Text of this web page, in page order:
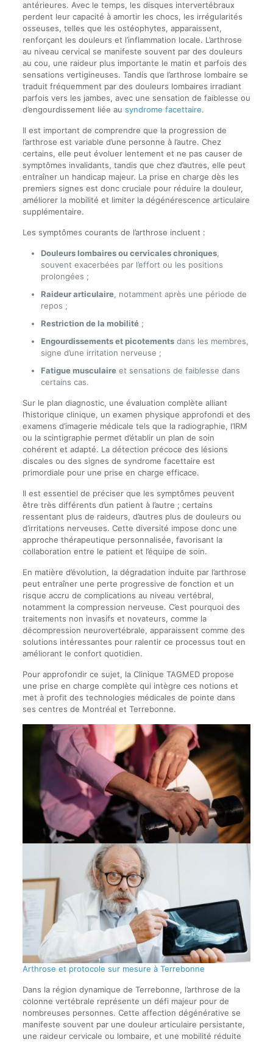
antérieures. Avec le temps, les disques intervertébraux
perdent leur capacité à amortir les chocs, les irrégularités
osseuses, telles que les ostéophytes, apparaissent,
renforçant les douleurs et l’inflammation locale. L’arthrose
au niveau cervical se manifeste souvent par des douleurs
au cou, une raideur plus importante le matin et parfois des
sensations vertigineuses. Tandis que l’arthrose lombaire se
traduit fréquemment par des douleurs lombaires irradiant
parfois vers les jambes, avec une sensation de faiblesse ou
d’engourdissement liée au syndrome facettaire.
Il est important de comprendre que la progression de
l’arthrose est variable d’une personne à l’autre. Chez
certains, elle peut évoluer lentement et ne pas causer de
symptômes invalidants, tandis que chez d’autres, elle peut
entraîner un handicap majeur. La prise en charge dès les
premiers signes est donc cruciale pour réduire la douleur,
améliorer la mobilité et limiter la dégénérescence articulaire
supplémentaire.
Les symptômes courants de l’arthrose incluent :
Douleurs lombaires ou cervicales chroniques,
souvent exacerbées par l’effort ou les positions
prolongées ;
Raideur articulaire, notamment après une période de
repos ;
Restriction de la mobilité;
Engourdissements et picotementsdans les membres,
signe d’une irritation nerveuse ;
Fatigue musculaireet sensations de faiblesse dans
certains cas.
Sur le plan diagnostic, une évaluation complète alliant
l’historique clinique, un examen physique approfondi et des
examens d’imagerie médicale tels que la radiographie, l’IRM
ou la scintigraphie permet d’établir un plan de soin
cohérent et adapté. La détection précoce des lésions
discales ou des signes de syndrome facettaire est
primordiale pour une prise en charge efficace.
Il est essentiel de préciser que les symptômes peuvent
être très différents d’un patient à l’autre ; certains
ressentant plus de raideurs, d’autres plus de douleurs ou
d’irritations nerveuses. Cette diversité impose donc une
approche thérapeutique personnalisée, favorisant la
collaboration entre le patient et l’équipe de soin.
En matière d’évolution, la dégradation induite par l’arthrose
peut entraîner une perte progressive de fonction et un
risque accru de complications au niveau vertébral,
notamment la compression nerveuse. C’est pourquoi des
traitements non invasifs et novateurs, comme la
décompression neurovertébrale, apparaissent comme des
solutions intéressantes pour ralentir ce processus tout en
améliorant le confort quotidien.
Pour approfondir ce sujet, la Clinique TAGMED propose
une prise en charge complète qui intègre ces notions et
met à profit des technologies médicales de pointe dans
ses centres de Montréal et Terrebonne.
Arthrose et protocole sur mesure à Terrebonne
Dans la région dynamique de Terrebonne, l’arthrose de la
colonne vertébrale représente un défi majeur pour de
nombreuses personnes. Cette affection dégénérative se
manifeste souvent par une douleur articulaire persistante,
une raideur cervicale ou lombaire, et une mobilité réduite